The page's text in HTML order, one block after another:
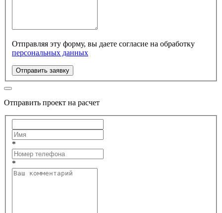
Отправляя эту форму, вы даете согласие на обработку
персональных данных
Отправить заявку
Отправить проект на расчет
*
*